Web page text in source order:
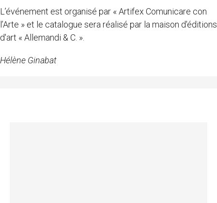
L’événement est organisé par « Artifex Comunicare con
l’Arte » et le catalogue sera réalisé par la maison d'éditions
d'art « Allemandi & C. ».
Hélène Ginabat